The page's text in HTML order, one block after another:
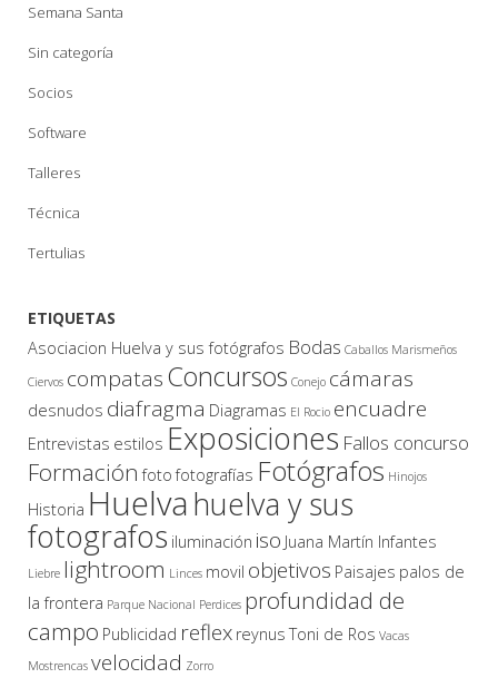
Semana Santa
Sin categoría
Socios
Software
Talleres
Técnica
Tertulias
ETIQUETAS
Asociacion Huelva y sus fotógrafos Bodas Caballos Marismeños
Ciervos compatasConcursos Conejo cámaras
desnudos diafragma Diagramas El Rocio encuadre
Entrevistas estilos Exposiciones Fallos concurso
Formación foto fotografías Fotógrafos Hinojos
Historia Huelvahuelva y sus
fotografos iluminación iso Juana Martín Infantes
Liebre lightroom Linces movil objetivos Paisajes palos de
la frontera Parque Nacional Perdices profundidad de
campo Publicidad reflex reynus Toni de Ros Vacas
Mostrencas velocidad Zorro